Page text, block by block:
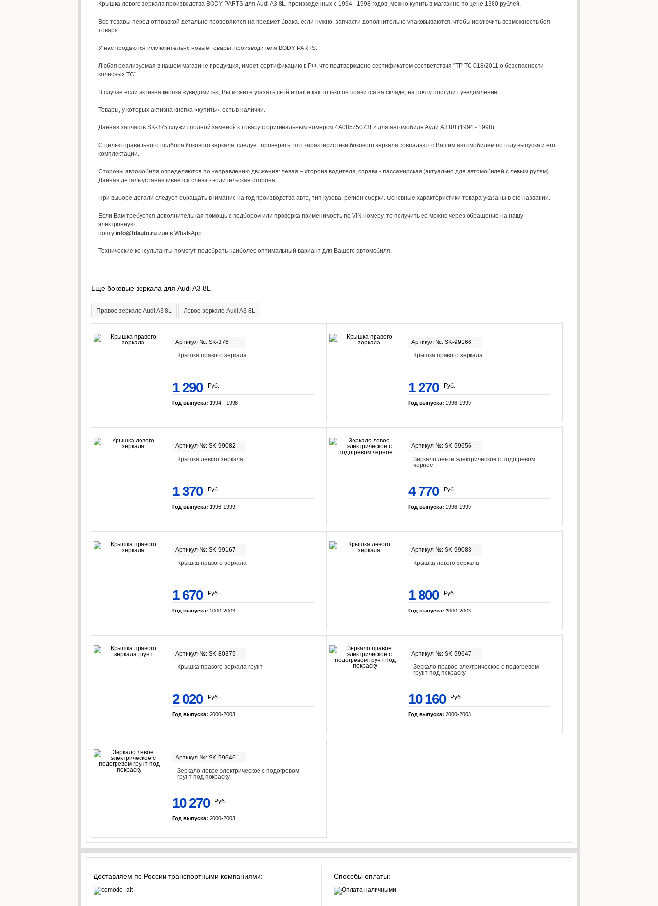
Крышка левого зеркала производства BODY PARTS для Audi A3 8L, произведенных с 1994 - 1998 годов, можно купить в магазине по цене 1380 рублей.
Все товары перед отправкой детально проверяются на предмет брака, если нужно, запчасти дополнительно упаковываются, чтобы исключить возможность боя
товара.
У нас продаются исключительно новые товары, производителя BODY PARTS.
Любая реализуемая в нашем магазине продукция, имеет сертификацию в РФ, что подтверждено сертификатом соответствия "ТР ТС 018/2011 о безопасности
колесных ТС".
В случае если активна кнопка «уведомить», Вы можете указать свой email и как только он появится на складе, на почту поступит уведомление.
Товары, у которых активна кнопка «купить», есть в наличии.
Данная запчасть SK-375 служит полной заменой к товару с оригинальным номером 4A08575073FZ для автомобиля Ауди А3 8Л (1994 - 1998).
С целью правильного подбора бокового зеркала, следует проверить, что характеристики бокового зеркала совпадают с Вашим автомобилем по году выпуска и его
комплектации.
Стороны автомобиля определяются по направлению движения: левая – сторона водителя, справа - пассажирская (актуально для автомобилей с левым рулем).
Данная деталь устанавливается слева - водительская сторона.
При выборе детали следует обращать внимание на год производства авто, тип кузова, регион сборки. Основные характеристики товара указаны в его названии.
Если Вам требуется дополнительная помощь с подбором или проверка применимость по VIN номеру, то получить ее можно через обращение на нашу
электронную
почту info@fdauto.ru или в WhatsApp.
Технические консультанты помогут подобрать наиболее оптимальный вариант для Вашего автомобиля.
Еще боковые зеркала для Audi A3 8L
Правое зеркало Audi A3 8L Левое зеркало Audi A3 8L
Артикул №: SK-376
Крышка правого зеркала
1 290 Руб.
Год выпуска: 1994 - 1998
Артикул №: SK-99166
Крышка правого зеркала
1 270 Руб.
Год выпуска: 1996-1999
Артикул №: SK-99082
Крышка левого зеркала
1 370 Руб.
Год выпуска: 1996-1999
Артикул №: SK-59656
Зеркало левое электрическое с подогревом
чёрное
4 770 Руб.
Год выпуска: 1996-1999
Артикул №: SK-99167
Крышка правого зеркала
1 670 Руб.
Год выпуска: 2000-2003
Артикул №: SK-99083
Крышка левого зеркала
1 800 Руб.
Год выпуска: 2000-2003
Артикул №: SK-80375
Крышка правого зеркала грунт
2 020 Руб.
Год выпуска: 2000-2003
Артикул №: SK-59647
Зеркало правое электрическое с подогревом
грунт под покраску
10 160 Руб.
Год выпуска: 2000-2003
Артикул №: SK-59646
Зеркало левое электрическое с подогревом
грунт под покраску
10 270 Руб.
Год выпуска: 2000-2003
Доставляем по России транспортными компаниями: Способы оплаты: